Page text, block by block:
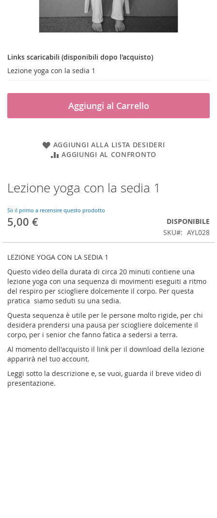
all'inizio
della
galleria
immagini
scaricabili
(disponibili
Links scaricabili (disponibili dopo l'acquisto)
Lezione yoga con la sedia 1
Aggiungi al Carrello
AGGIUNGI ALLA LISTA DESIDERI
AGGIUNGI AL CONFRONTO
Lezione yoga con la sedia 1
Sii il primo a recensire questo prodotto
5,00 €
DISPONIBILE
SKU
AYL028
LEZIONE YOGA CON LA SEDIA 1
Questo video della durata di circa 20 minuti contiene una
lezione yoga con una sequenza di movimenti eseguiti a ritmo
del respiro per sciogliere dolcemente il corpo. Per questa
pratica siamo seduti su una sedia.
Questa sequenza è utile per le persone molto rigide, per chi
desidera prendersi una pausa per sciogliere dolcemente il
corpo, per i senior che fanno fatica a sedersi a terra.
Al momento dell'acquisto il link per il download della lezione
apparirà nel tuo account.
Leggi sotto la descrizione e, se vuoi, guarda il breve video di
presentazione.